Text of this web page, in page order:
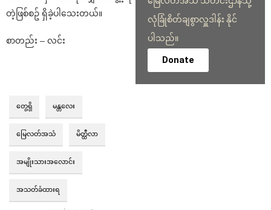
တဲ့ဖြစ်စဥ် ရှိခဲ့ပါသေးတယ်။
စာတည်း – လင်း
တွေ့ရှိ မန္တလေး
မြေလတ်အသံ မိတ္ထီလာ
အမျိုးသားအလောင်း
အသတ်ခံထားရ
လုံခြုံစိတ်ချစွာလှူဒါန်း နိုင်
ပါသည်။
Donate